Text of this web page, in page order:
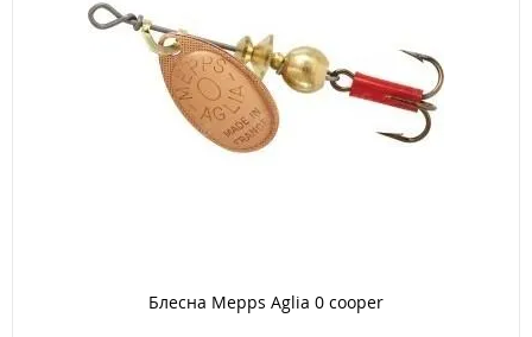
Блесна Mepps Aglia 0 cooper